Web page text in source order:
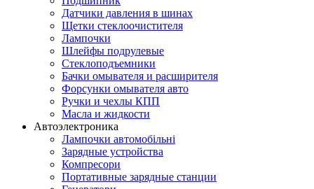
Датчики давления в шинах
Щетки стеклоочистителя
Лампочки
Шлейфы подрулевые
Стеклоподъемники
Бачки омывателя и расширителя
Форсунки омывателя авто
Ручки и чехлы КПП
Масла и жидкости
Автоэлектроника
Лампочки автомобільні
Зарядные устройства
Компресори
Портативные зарядные станции